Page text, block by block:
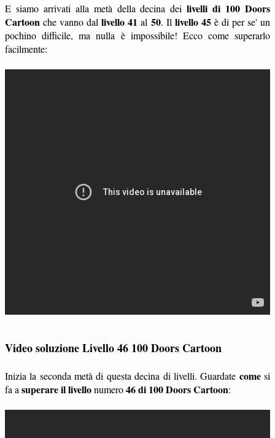
E siamo arrivati alla metà della decina deilivelli di 100 Doors
Cartoon che vanno dallivello 41 al 50. Il livello 45è di per se' un
pochino difficile, ma nulla è impossibile! Ecco come superarlo
facilmente:
Video soluzione Livello 46 100 Doors Cartoon
Inizia la seconda metà di questa decina di livelli. Guardate comesi
fa a superare il livellonumero46 di 100 Doors Cartoon: